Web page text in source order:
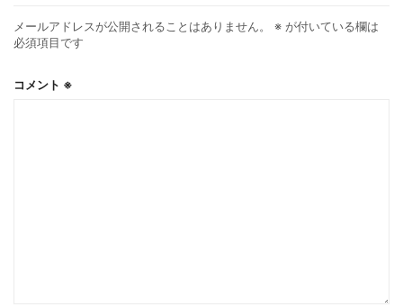
メールアドレスが公開されることはありません。 ※ が付いている欄は
必須項目です
コメント ※